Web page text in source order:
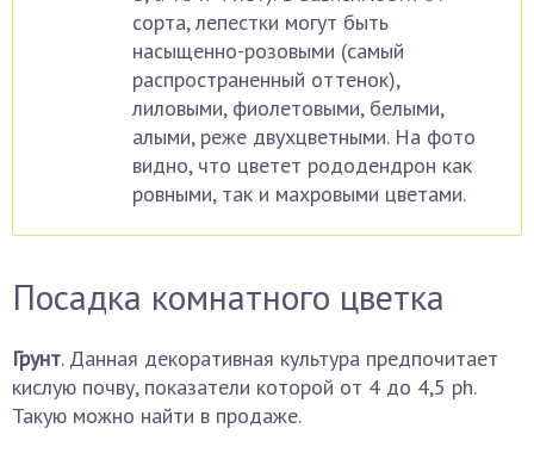
сорта, лепестки могут быть
насыщенно-розовыми (самый
распространенный оттенок),
лиловыми, фиолетовыми, белыми,
алыми, реже двухцветными. На фото
видно, что цветет рододендрон как
ровными, так и махровыми цветами.
Посадка комнатного цветка
Грунт. Данная декоративная культура предпочитает
кислую почву, показатели которой от 4 до 4,5 ph.
Такую можно найти в продаже.